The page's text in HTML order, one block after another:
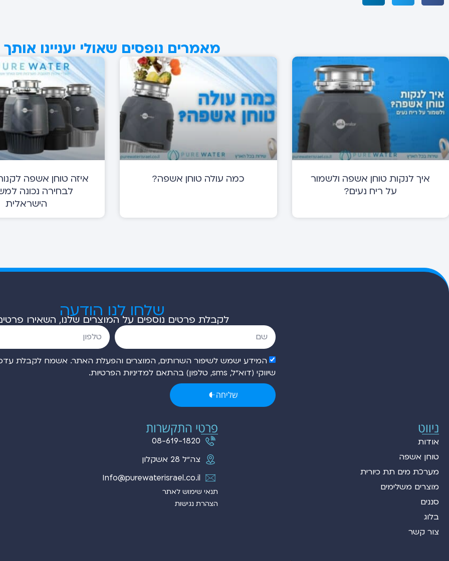
מאמרים נופסים שאולי יעניינו אותך
איך לנקות טוחן אשפה ולשמור
על ריח נעים?
כמה עולה טוחן אשפה?
איזה טוחן אשפה
לבחירה נכונה
הישראלית
שלחו לנו הודעה
לקבלת פרטים נוספים על המוצרים שלנו, השאירו
המידע ישמש לשיפור השרותים, המוצרים והפעלת האתר. אשמח לקבלת
שיווקי (דוא״ל, sms, טלפון) בהתאם למדיניות הפרטיות.
שליחה
ניווט
אודות
טוחן אשפה
מערכת מים תת כיורית
מוצרים משלימים
סננים
בלוג
צור קשר
פרטי התקשרות
08-619-1820
צה״ל 28 אשקלון
Info@purewaterisrael.co.il
תנאי שימוש לאתר
הצהרת נגישות